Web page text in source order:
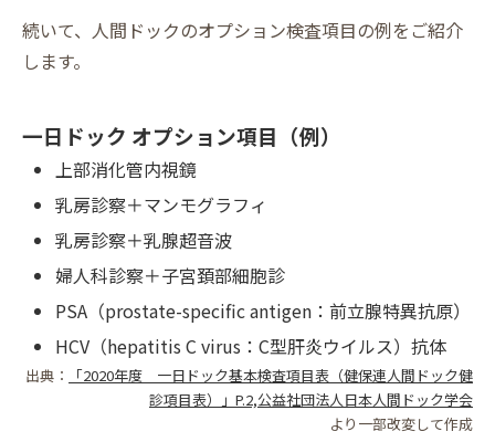
続いて、人間ドックのオプション検査項目の例をご紹介
します。
一日ドック オプション項目（例）
上部消化管内視鏡
乳房診察＋マンモグラフィ
乳房診察＋乳腺超音波
婦人科診察＋子宮頚部細胞診
PSA（prostate-specific antigen：前立腺特異抗原）
HCV（hepatitis C virus：C型肝炎ウイルス）抗体
出典：
「2020年度 一日ドック基本検査項目表（健保連人間ドック健
診項目表）」P.2,公益社団法人日本人間ドック学会
より一部改変して作成